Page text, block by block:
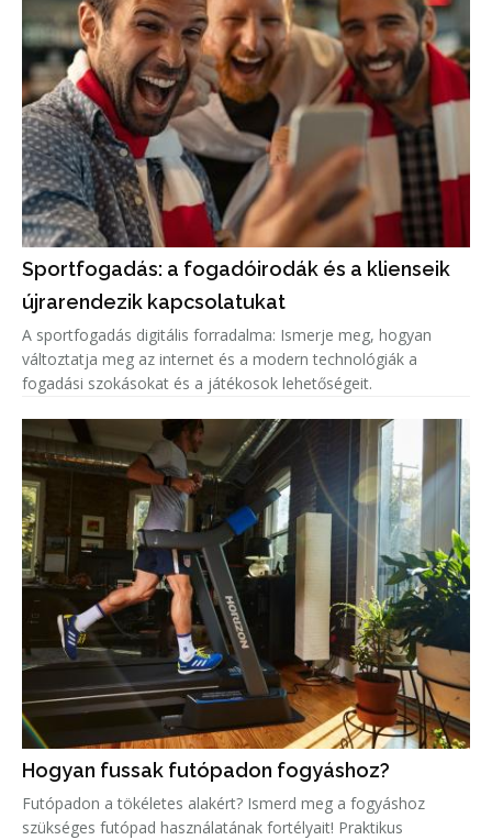
Sportfogadás: a fogadóirodák és a klienseik
újrarendezik kapcsolatukat
A sportfogadás digitális forradalma: Ismerje meg, hogyan
változtatja meg az internet és a modern technológiák a
fogadási szokásokat és a játékosok lehetőségeit.
Hogyan fussak futópadon fogyáshoz?
Futópadon a tökéletes alakért? Ismerd meg a fogyáshoz
szükséges futópad használatának fortélyait! Praktikus